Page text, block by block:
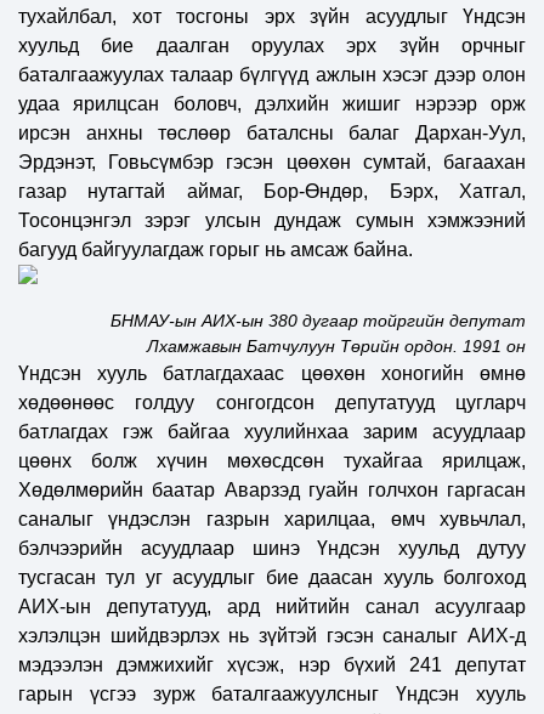
тухайлбал, хот тосгоны эрх зүйн асуудлыг Үндсэн
хуульд бие даалган оруулах эрх зүйн орчныг
баталгаажуулах талаар бүлгүүд ажлын хэсэг дээр олон
удаа ярилцсан боловч, дэлхийн жишиг нэрээр орж
ирсэн анхны төслөөр баталсны балаг Дархан-Уул,
Эрдэнэт, Говьсүмбэр гэсэн цөөхөн сумтай, багаахан
газар нутагтай аймаг, Бор-Өндөр, Бэрх, Хатгал,
Тосонцэнгэл зэрэг улсын дундаж сумын хэмжээний
багууд байгуулагдаж горыг нь амсаж байна.
БНМАУ-ын АИХ-ын 380 дугаар тойргийн депутат
Лхамжавын Батчулуун Төрийн ордон. 1991 он
Үндсэн хууль батлагдахаас цөөхөн хоногийн өмнө
хөдөөнөөс голдуу сонгогдсон депутатууд цугларч
батлагдах гэж байгаа хуулийнхаа зарим асуудлаар
цөөнх болж хүчин мөхөсдсөн тухайгаа ярилцаж,
Хөдөлмөрийн баатар Аварзэд гуайн голчхон гаргасан
саналыг үндэслэн газрын харилцаа, өмч хувьчлал,
бэлчээрийн асуудлаар шинэ Үндсэн хуульд дутуу
тусгасан тул уг асуудлыг бие даасан хууль болгоход
АИХ-ын депутатууд, ард нийтийн санал асуулгаар
хэлэлцэн шийдвэрлэх нь зүйтэй гэсэн саналыг АИХ-д
мэдээлэн дэмжихийг хүсэж, нэр бүхий 241 депутат
гарын үсгээ зурж баталгаажуулсныг Үндсэн хууль